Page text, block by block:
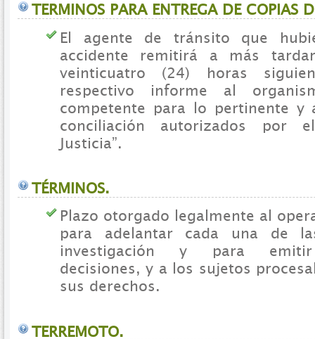
TERMINOS PARA ENTREGA DE COPIAS
El agente de tránsito que
accidente remitirá a más
veinticuatro (24) horas
respectivo informe al
competente para lo pertinente y
conciliación autorizados por
Justicia”.
TÉRMINOS.
Plazo otorgado legalmente al
para adelantar cada una de
investigación y para emitir
decisiones, y a los sujetos
sus derechos.
TERREMOTO.